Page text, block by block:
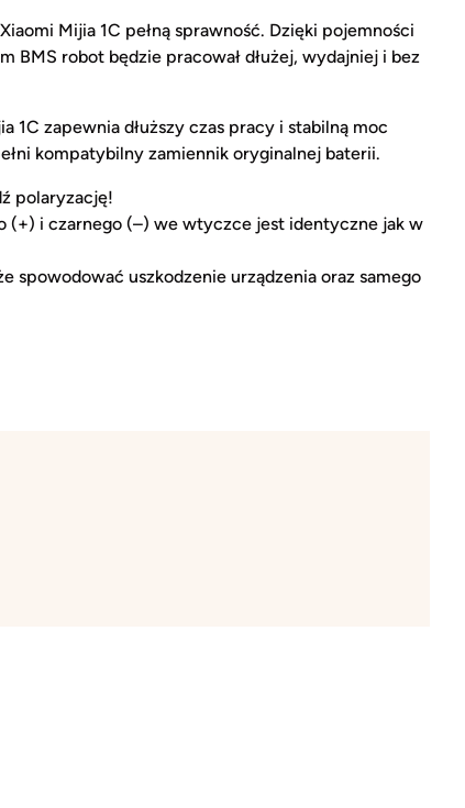
Mijia 1C pełną sprawność. Dzięki pojemności
BMS robot będzie pracował dłużej, wydajniej i bez
1C zapewnia dłuższy czas pracy i stabilną moc
kompatybilny zamiennik oryginalnej baterii.
polaryzację!
(+) i czarnego (–) we wtyczce jest identyczne jak w
spowodować uszkodzenie urządzenia oraz samego